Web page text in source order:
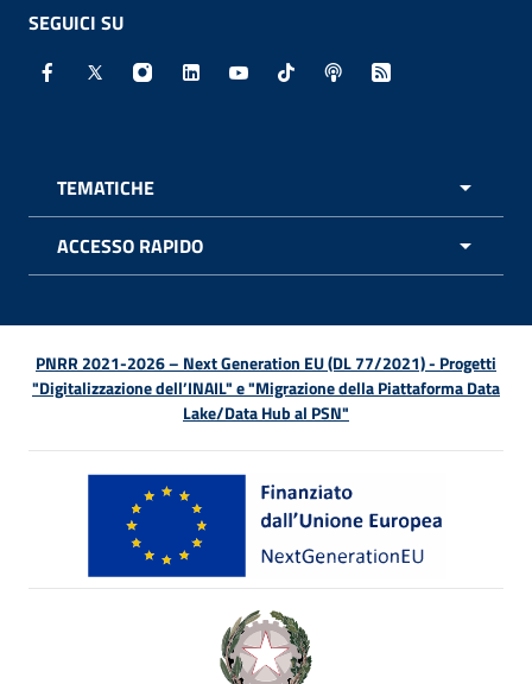
SEGUICI SU
Facebook - Sito esterno - Apertura in nuova finestra
X - Sito esterno - Apertura in nuova finestra
Instagram - Sito esterno - Apertura in
Linkedin - Sito esterno - Apertura in
Youtube - Sito esterno -
TikTok - Sito esterno -
Spreaker - Sito
Feed RSS -
TEMATICHE
ACCESSO RAPIDO
PNRR 2021-2026 – Next Generation EU (DL 77/2021) - Progetti
"Digitalizzazione dell’INAIL" e "Migrazione della Piattaforma Data
Lake/Data Hub al PSN"